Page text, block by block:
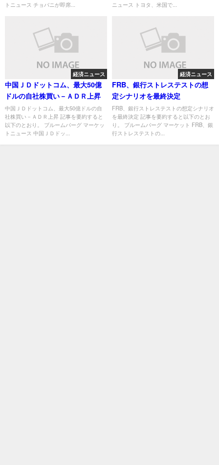
トニュース チョバニが即席...
ニュース トヨタ、米国で...
経済ニュース
中国ＪＤドットコム、最大50億
ドルの自社株買い－ＡＤＲ上昇
中国ＪＤドットコム、最大50億ドルの自
社株買い－ＡＤＲ上昇 記事を要約すると
以下のとおり。 ブルームバーグ マーケッ
トニュース 中国ＪＤドッ...
経済ニュース
FRB、銀行ストレステストの想
定シナリオを最終決定
FRB、銀行ストレステストの想定シナリオ
を最終決定 記事を要約すると以下のとお
り。 ブルームバーグ マーケット FRB、銀
行ストレステストの...